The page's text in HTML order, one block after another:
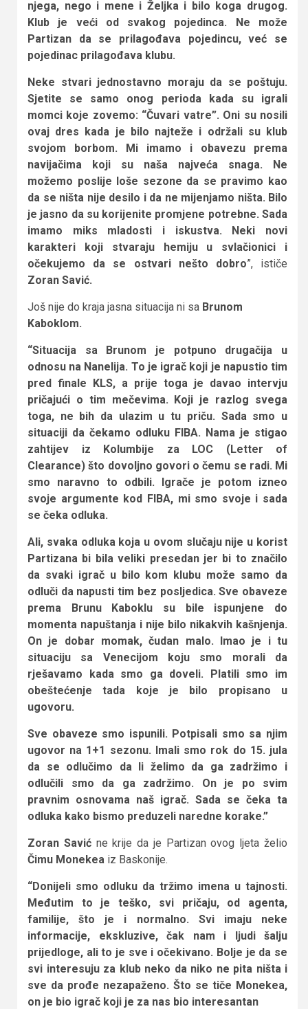
njega, nego i mene i Željka i bilo koga drugog.
Klub je veći od svakog pojedinca. Ne može
Partizan da se prilagođava pojedincu, već se
pojedinac prilagođava klubu.
Neke stvari jednostavno moraju da se poštuju.
Sjetite se samo onog perioda kada su igrali
momci koje zovemo: “Čuvari vatre”. Oni su nosili
ovaj dres kada je bilo najteže i održali su klub
svojom borbom. Mi imamo i obavezu prema
navijačima koji su naša najveća snaga. Ne
možemo poslije loše sezone da se pravimo kao
da se ništa nije desilo i da ne mijenjamo ništa. Bilo
je jasno da su korijenite promjene potrebne. Sada
imamo miks mladosti i iskustva. Neki novi
karakteri koji stvaraju hemiju u svlačionici i
očekujemo da se ostvari nešto dobro”, ističe
Zoran Savić.
Još nije do kraja jasna situacija ni sa Brunom
Kaboklom.
“Situacija sa Brunom je potpuno drugačija u
odnosu na Nanelija. To je igrač koji je napustio tim
pred finale KLS, a prije toga je davao intervju
pričajući o tim mečevima. Koji je razlog svega
toga, ne bih da ulazim u tu priču. Sada smo u
situaciji da čekamo odluku FIBA. Nama je stigao
zahtijev iz Kolumbije za LOC (Letter of
Clearance) što dovoljno govori o čemu se radi. Mi
smo naravno to odbili. Igrače je potom izneo
svoje argumente kod FIBA, mi smo svoje i sada
se čeka odluka.
Ali, svaka odluka koja u ovom slučaju nije u korist
Partizana bi bila veliki presedan jer bi to značilo
da svaki igrač u bilo kom klubu može samo da
odluči da napusti tim bez posljedica. Sve obaveze
prema Brunu Kaboklu su bile ispunjene do
momenta napuštanja i nije bilo nikakvih kašnjenja.
On je dobar momak, čudan malo. Imao je i tu
situaciju sa Venecijom koju smo morali da
rješavamo kada smo ga doveli. Platili smo im
obeštećenje tada koje je bilo propisano u
ugovoru.
Sve obaveze smo ispunili. Potpisali smo sa njim
ugovor na 1+1 sezonu. Imali smo rok do 15. jula
da se odlučimo da li želimo da ga zadržimo i
odlučili smo da ga zadržimo. On je po svim
pravnim osnovama naš igrač. Sada se čeka ta
odluka kako bismo preduzeli naredne korake.”
Zoran Savićne krije da je Partizan ovog ljeta želio
Čimu Monekea iz Baskonije.
“Donijeli smo odluku da tržimo imena u tajnosti.
Međutim to je teško, svi pričaju, od agenta,
familije, što je i normalno. Svi imaju neke
informacije, ekskluzive, čak nam i ljudi šalju
prijedloge, ali to je sve i očekivano. Bolje je da se
svi interesuju za klub neko da niko ne pita ništa i
sve da prođe nezapaženo. Što se tiče Monekea,
on je bio igrač koji je za nas bio interesantan